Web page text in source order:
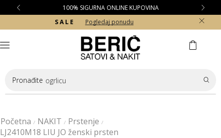
100% SIGURNA ONLINE KUPOVINA
S A L E
Pogledaj ponudu
Pronađite ogrlicu
Početna / NAKIT / Prstenje /
LJ2410M18 LIU JO ženski prsten